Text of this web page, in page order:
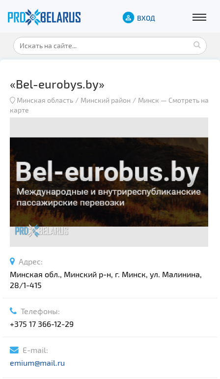
ВХОД
«Bel-eurobys.by»
Минская область Минский район Минск — Смотреть на
карте
Адрес:
Минская обл., Минский р-н, г. Минск, ул. Малинина,
28/1-415
Телефоны:
+375 17 366-12-29
E-mail:
emium@mail.ru